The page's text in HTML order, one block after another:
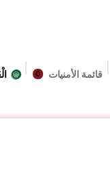
0 قائمة الأمنيات